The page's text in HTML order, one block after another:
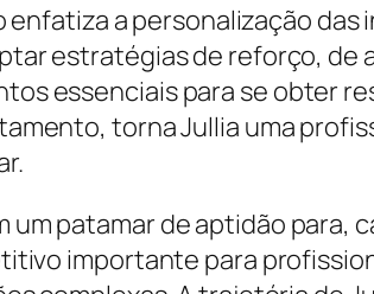
enfatiza a personalização
estratégias de reforço,
essenciais para se obter
torna Jullia uma
patamar de aptidão para,
importante para